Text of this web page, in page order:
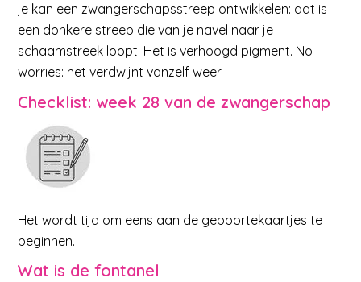
je kan een zwangerschapsstreep ontwikkelen: dat is
een donkere streep die van je navel naar je
schaamstreek loopt. Het is verhoogd pigment. No
worries: het verdwijnt vanzelf weer
Checklist: week 28 van de zwangerschap
Het wordt tijd om eens aan de geboortekaartjes te
beginnen.
Wat is de fontanel